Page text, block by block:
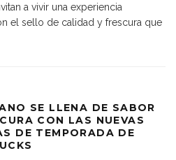
a vivir una experiencia
el sello de calidad y frescura que
SE LLENA DE SABOR
CON LAS NUEVAS
DE TEMPORADA DE